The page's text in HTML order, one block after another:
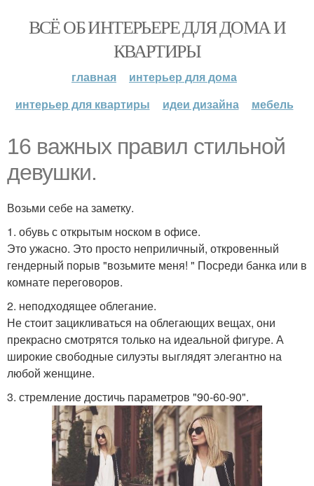
ВСЁ ОБ ИНТЕРЬЕРЕ ДЛЯ ДОМА И
КВАРТИРЫ
главная
интерьер для дома
интерьер для квартиры
идеи дизайна мебель
16 вaжных правил стильной
девушки.
Возьми себе на заметку.
1. обувь с открытым носком в офисе.
Это ужасно. Это просто неприличный, откровенный
гендерный порыв "возьмите меня! " Посреди банка или в
комнате переговоров.
2. неподходящее облегание.
Не стоит зацикливаться на облегающих вещах, они
прекрасно смотрятся только на идеальной фигуре. А
широкие свободные силуэты выглядят элегантно на
любой женщине.
3. стремление достичь параметров "90-60-90".